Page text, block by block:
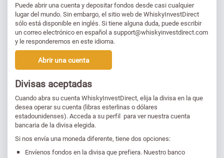
Puede abrir una cuenta y depositar fondos desde casi cualquier
lugar del mundo. Sin embargo, el sitio web de WhiskyInvestDirect
sólo está disponible en inglés. Si tiene alguna duda, puede escribir
un correo electrónico en español a support@whiskyinvestdirect.com
y le responderemos en este idioma.
Abrir una cuenta
Divisas aceptadas
Cuando abra su cuenta WhiskyInvestDirect, elija la divisa en la que
desea operar su cuenta (libras esterlinas o dólares
estadounidenses). Acceda a su perfil para ver nuestra cuenta
bancaria de la divisa elegida.
Si nos envía una moneda diferente, tiene dos opciones:
Envíenos fondos en la divisa que prefiera. Nuestro banco